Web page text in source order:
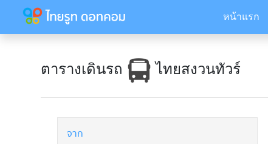
หน้าแรก
ตารางเดินรถ ไทยสงวนทัวร์